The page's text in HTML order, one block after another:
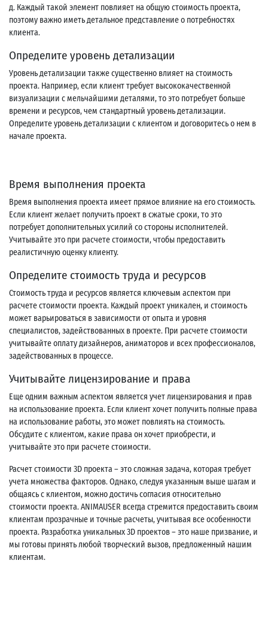
д. Каждый такой элемент повлияет на общую стоимость проекта,
поэтому важно иметь детальное представление о потребностях
клиента.
Определите уровень детализации
Уровень детализации также существенно влияет на стоимость
проекта. Например, если клиент требует высококачественной
визуализации с мельчайшими деталями, то это потребует больше
времени и ресурсов, чем стандартный уровень детализации.
Определите уровень детализации с клиентом и договоритесь о нем в
начале проекта.
Время выполнения проекта
Время выполнения проекта имеет прямое влияние на его стоимость.
Если клиент желает получить проект в сжатые сроки, то это
потребует дополнительных усилий со стороны исполнителей.
Учитывайте это при расчете стоимости, чтобы предоставить
реалистичную оценку клиенту.
Определите стоимость труда и ресурсов
Стоимость труда и ресурсов является ключевым аспектом при
расчете стоимости проекта. Каждый проект уникален, и стоимость
может варьироваться в зависимости от опыта и уровня
специалистов, задействованных в проекте. При расчете стоимости
учитывайте оплату дизайнеров, аниматоров и всех профессионалов,
задействованных в процессе.
Учитывайте лицензирование и права
Еще одним важным аспектом является учет лицензирования и прав
на использование проекта. Если клиент хочет получить полные права
на использование работы, это может повлиять на стоимость.
Обсудите с клиентом, какие права он хочет приобрести, и
учитывайте это при расчете стоимости.
Расчет стоимости 3D проекта – это сложная задача, которая требует
учета множества факторов. Однако, следуя указанным выше шагам и
общаясь с клиентом, можно достичь согласия относительно
стоимости проекта. ANIMAUSER всегда стремится предоставить своим
клиентам прозрачные и точные расчеты, учитывая все особенности
проекта. Разработка уникальных 3D проектов – это наше призвание, и
мы готовы принять любой творческий вызов, предложенный нашим
клиентам.